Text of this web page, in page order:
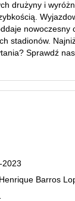
drużyny i
nowoczesny
stadionów.
Sprawdź
2023
Barros